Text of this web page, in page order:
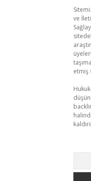
ve
etmiş